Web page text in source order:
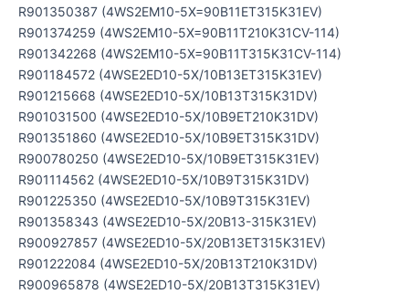
R901350387 (4WS2EM10-5X=90B11ET315K31EV)
R901374259 (4WS2EM10-5X=90B11T210K31CV-114)
R901342268 (4WS2EM10-5X=90B11T315K31CV-114)
R901184572 (4WSE2ED10-5X/10B13ET315K31EV)
R901215668 (4WSE2ED10-5X/10B13T315K31DV)
R901031500 (4WSE2ED10-5X/10B9ET210K31DV)
R901351860 (4WSE2ED10-5X/10B9ET315K31DV)
R900780250 (4WSE2ED10-5X/10B9ET315K31EV)
R901114562 (4WSE2ED10-5X/10B9T315K31DV)
R901225350 (4WSE2ED10-5X/10B9T315K31EV)
R901358343 (4WSE2ED10-5X/20B13-315K31EV)
R900927857 (4WSE2ED10-5X/20B13ET315K31EV)
R901222084 (4WSE2ED10-5X/20B13T210K31DV)
R900965878 (4WSE2ED10-5X/20B13T315K31EV)